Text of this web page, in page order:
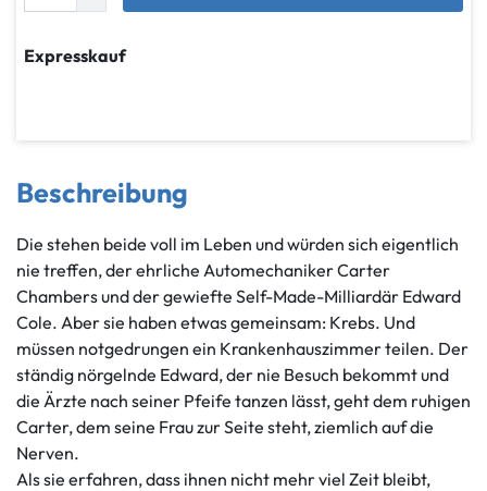
Expresskauf
Beschreibung
Die stehen beide voll im Leben und würden sich eigentlich
nie treffen, der ehrliche Automechaniker Carter
Chambers und der gewiefte Self-Made-Milliardär Edward
Cole. Aber sie haben etwas gemeinsam: Krebs. Und
müssen notgedrungen ein Krankenhauszimmer teilen. Der
ständig nörgelnde Edward, der nie Besuch bekommt und
die Ärzte nach seiner Pfeife tanzen lässt, geht dem ruhigen
Carter, dem seine Frau zur Seite steht, ziemlich auf die
Nerven.
Als sie erfahren, dass ihnen nicht mehr viel Zeit bleibt,